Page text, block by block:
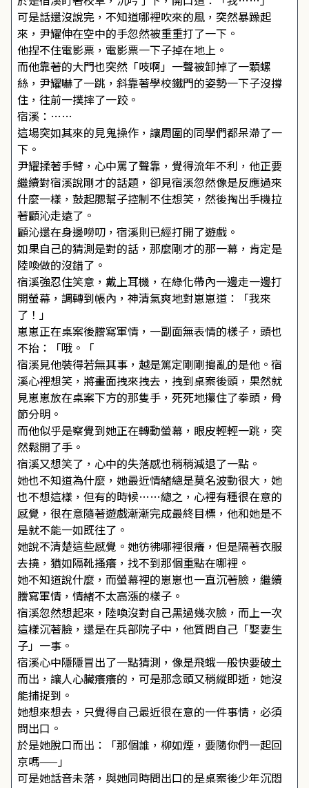
可是話還沒說完，不知道哪裡吹來的風，突然暴躁起
來，尹耀伸在空中的手忽然被重重打了一下。
他捏不住電影票，電影票一下子掉在地上。
而他靠著的大門也突然「吱啊」一聲被卸掉了一顆螺
絲，尹耀嚇了一跳，斜靠著學校鐵門的姿勢一下子沒撐
住，往前一撲摔了一跤。
宿溪：……
這場突如其來的見鬼操作，讓周圍的同學們都呆滯了一
下。
尹耀揉著手臂，心中罵了聲靠，覺得流年不利，他正要
繼續對宿溪說剛才的話題，卻見宿溪忽然像是反應過來
什麼一樣，鼓起腮幫子控制不住想笑，然後掏出手機拉
著顧沁走遠了。
顧沁還在身邊嘮叨，宿溪則已經打開了遊戲。
如果自己的猜測是對的話，那麼剛才的那一幕，肯定是
陸喚做的沒錯了。
宿溪強忍住笑意，戴上耳機，在綠化帶內一邊走一邊打
開螢幕，調轉到帳內，神清氣爽地對崽崽道：「我來
了！」
崽崽正在桌案後謄寫軍情，一副面無表情的樣子，頭也
不抬：「哦。「
宿溪見他裝得若無其事，越是篤定剛剛搗亂的是他。宿
溪心裡想笑，將畫面拽來拽去，拽到桌案後頭，果然就
見崽崽放在桌案下方的那隻手，死死地攥住了拳頭，骨
節分明。
而他似乎是察覺到她正在轉動螢幕，眼皮輕輕一跳，突
然鬆開了手。
宿溪又想笑了，心中的失落感也稍稍減退了一點。
她也不知道為什麼，她最近情緒總是莫名波動很大，她
也不想這樣，但有的時候……總之，心裡有種很在意的
感覺，很在意隨著遊戲漸漸完成最終目標，他和她是不
是就不能一如既往了。
她說不清楚這些感覺。她彷彿哪裡很癢，但是隔著衣服
去撓，猶如隔靴搔癢，找不到那個重點在哪裡。
她不知道說什麼，而螢幕裡的崽崽也一直沉著臉，繼續
謄寫軍情，情緒不太高漲的樣子。
宿溪忽然想起來，陸喚沒對自己黑過幾次臉，而上一次
這樣沉著臉，還是在兵部院子中，他質問自己「娶妻生
子」一事。
宿溪心中隱隱冒出了一點猜測，像是飛蛾一般快要破土
而出，讓人心臟癢癢的，可是那念頭又稍縱即逝，她沒
能捕捉到。
她想來想去，只覺得自己最近很在意的一件事情，必須
問出口。
於是她脫口而出：「那個誰，柳如煙，要隨你們一起回
京嗎——」
可是她話音未落，與她同時問出口的是桌案後少年沉悶